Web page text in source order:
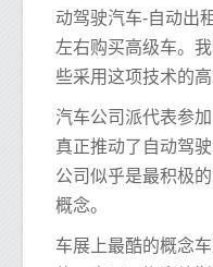
动驾驶汽车-自动出
左右购买高级车。
些采用这项技术的高
汽车公司派代表参
真正推动了自动驾
公司似乎是最积极
概念。
车展上最酷的概念